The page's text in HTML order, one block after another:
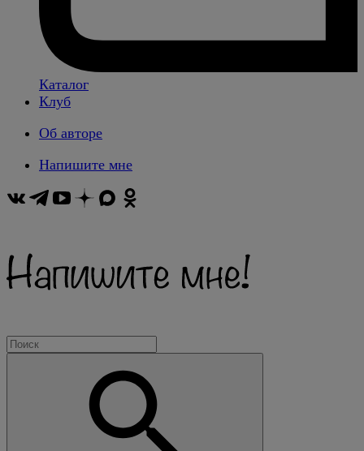
Каталог
Клуб
Об авторе
Напишите мне